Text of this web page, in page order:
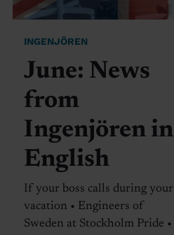
INGENJÖREN
June: News
from
Ingenjören in
English
If your boss calls during your
vacation • Engineers of
Sweden at Stockholm Pride •